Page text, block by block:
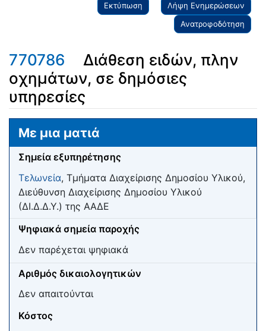
Εκτύπωση
Λήψη Ενημερώσεων
Ανατροφοδότηση
770786
Διάθεση ειδών, πλην
οχημάτων, σε δημόσιες
υπηρεσίες
Μετάβαση σε: πλοήγηση
Με μια ματιά
Σημεία εξυπηρέτησης
Τελωνεία, Τμήματα Διαχείρισης Δημοσίου Υλικού,
Διεύθυνση Διαχείρισης Δημοσίου Υλικού
(ΔΙ.Δ.Δ.Υ.) της ΑΑΔΕ
Ψηφιακά σημεία παροχής
Δεν παρέχεται ψηφιακά
Αριθμός δικαιολογητικών
Δεν απαιτούνται
Κόστος